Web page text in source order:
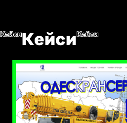
КейсиКейсиКейси